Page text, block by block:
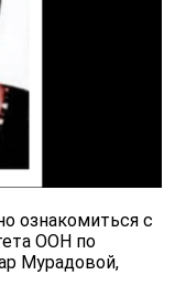
ознакомиться с
ООН по
Мурадовой,